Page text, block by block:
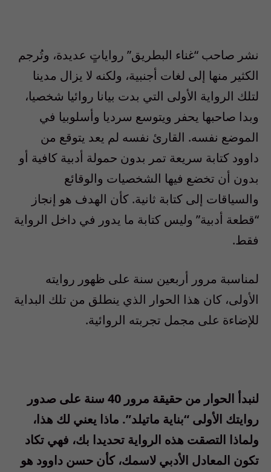
نشر صاحب “غناء البطريق” رواياتٍ عديدة، وتُرجم
الكثير منها إلى لغات أجنبية، ولكنه لا يزال مدينا
لتلك الرواية الأولى التي بدت بيانا روائيا شخصيا،
وبدا صاحبها يحفر ويتوسع سرديا وأسلوبيا في
الموضع نفسه. القارئ نفسه لم يعد يتوقع من
داوود كتابة سريعة تمر بدون حمولة أدبية كافية أو
بدون أن تخضع فيها الشخصيات والوقائع
والسياقات إلى كتابة ثانية. كأن الهدف هو إنجاز
“قطعة أدبية” وليس كتابة ما يدور في داخل الرواية
فقط.
لمناسبة مرور أربعين سنة على ظهور روايته
الأولى، كان هذا الحوار الذي ينطلق من تلك البداية
للإضاءة على مجمل تجربته الروائية.
لنبدأ الحوار من حقيقة مرور 40 سنة على صدور
روايتك الأولى “بناية ماتيلد”. ماذا يعني لك هذا،
ولماذا التصقت هذه الرواية تحديدا بك، فهي تكاد
تكون المعادل الأدبي لاسمك، كأن حسن داوود هو